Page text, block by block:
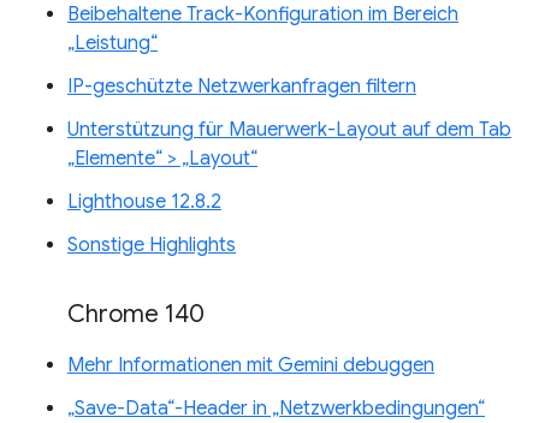
Beibehaltene Track-Konfiguration im Bereich
„Leistung“
IP-geschützte Netzwerkanfragen filtern
Unterstützung für Mauerwerk-Layout auf dem Tab
„Elemente“ > „Layout“
Lighthouse 12.8.2
Sonstige Highlights
Chrome 140
Mehr Informationen mit Gemini debuggen
„Save-Data“-Header in „Netzwerkbedingungen“